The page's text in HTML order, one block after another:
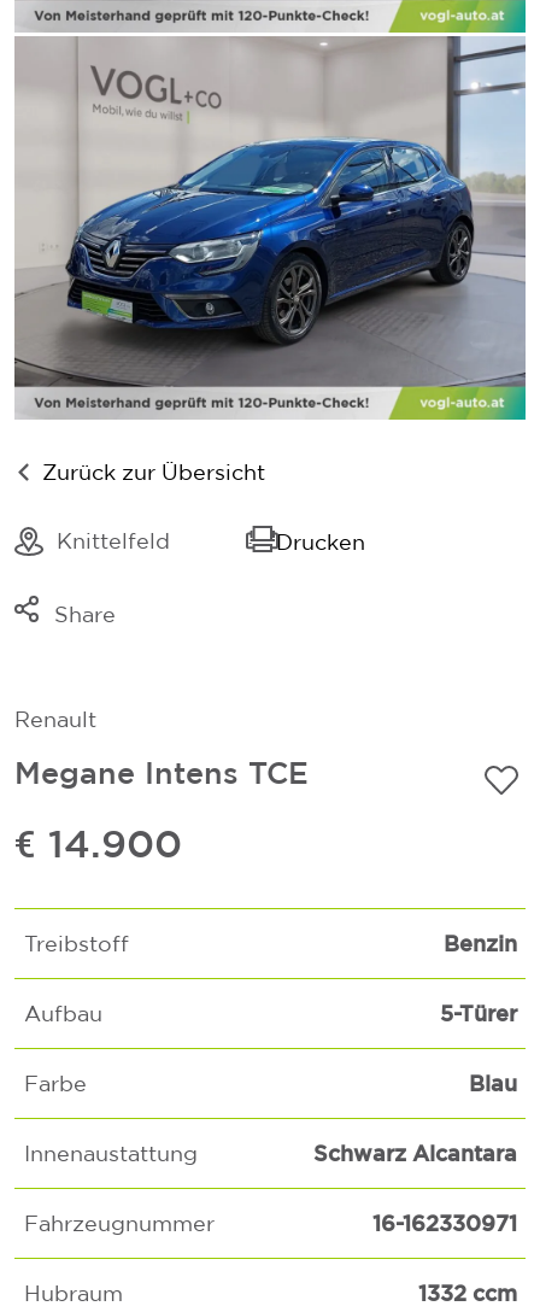
Zurück zur Übersicht
Knittelfeld Drucken
Share
Renault
Megane Intens TCE
€ 14.900
Treibstoff Benzin
Aufbau 5-Türer
Farbe Blau
Innenaustattung Schwarz Alcantara
Fahrzeugnummer 16-162330971
Hubraum 1332 ccm